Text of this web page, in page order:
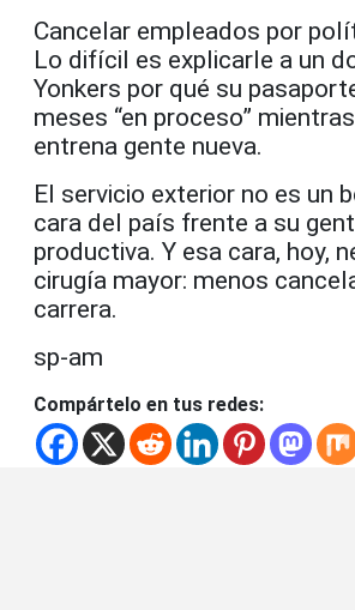
Cancelar empleados por
Lo difícil es explicarle a un
Yonkers por qué su
meses “en proceso”
entrena gente nueva.
El servicio exterior no es un
cara del país frente a su
productiva. Y esa cara, hoy,
cirugía mayor: menos
carrera.
sp-am
Compártelo en tus redes: